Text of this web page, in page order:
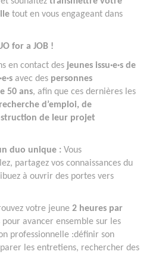
tout en vous engageant dans
for a JOB !
en contact des jeunes issu·e·s de
avec des personnes
50 ans, afin que ces dernières les
recherche d’emploi, de
de leur projet
duo unique : Vous
partagez vos connaissances du
à ouvrir des portes vers
votre jeune 2 heures par
pour avancer ensemble sur les
professionnelle :définir son
les entretiens, rechercher des